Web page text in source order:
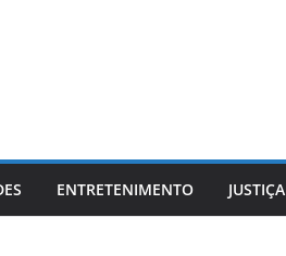
ENTRETENIMENTO JUSTIÇA